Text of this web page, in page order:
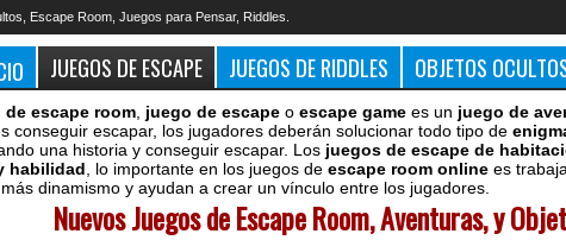
Escape Room, Juegos para Pensar, Riddles.
JUEGOS DE ESCAPE JUEGOS DE RIDDLES OBJETOS
de escape room juego de escape o escape game es un juego de
conseguir escapar, los jugadores deberán solucionar todo tipo de
una historia y conseguir escapar. Los juegos de escape de
habilidad , lo importante en los juegos de escape room online es
dinamismo y ayudan a crear un vínculo entre los jugadores.
Nuevos Juegos de Escape Room, Aventuras, y